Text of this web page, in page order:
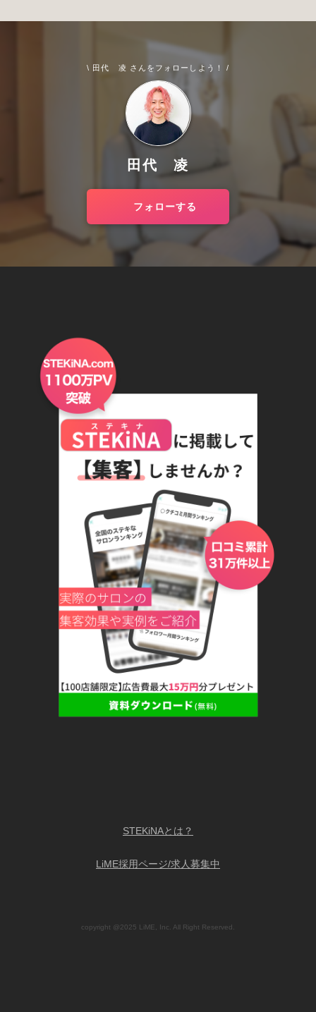
\ 田代 凌 さんをフォローしよう！ /
田代 凌
フォローする
STEKiNAとは？
LiME採用ページ/求人募集中
copyright @2025 LiME, Inc. All Right Reserved.